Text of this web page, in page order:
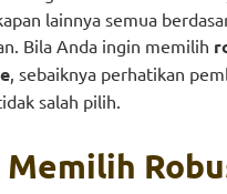
lainnya semua
Bila Anda ingin memilih
, sebaiknya perhatikan
salah pilih.
Memilih